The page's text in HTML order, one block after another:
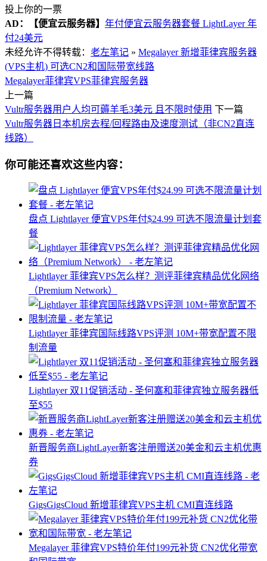
投上你的一票
AD：
【便宜云服务器】 年付便宜云服务器套餐 LightLayer 年
付24美元
未经允许不得转载： 老左笔记 » Megalayer 新增菲律宾服务器
(VPS主机) 可选CN2和国际带宽线路
Megalayer菲律宾VPS菲律宾服务器
上一篇
Vultr服务器用户人均可薅羊毛3美元 且不限时使用 下一篇
Vultr服务器日本机房去程/回程路由及速度测试（非CN2直连
线路）
你可能还喜欢这些内容：
盘点 Lightlayer 便宜VPS年付$24.99 可选不限流量计划套
餐
Lightlayer 菲律宾VPS怎么样？测评菲律宾精品优化网络
（Premium Network）
Lightlayer 菲律宾国际线路VPS评测 10M+带宽配置不限
制流量
Lightlayer 双11促销活动 - 圣何塞和菲律宾独立服务器低
至$55
新晋服务商LightLayer新客注册赠送20美金和云主机优惠
券
GigsGigsCloud 新增菲律宾VPS主机 CMI直连线路
Megalayer 菲律宾VPS特价年付199元补货 CN2优化带宽